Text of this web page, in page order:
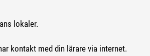
lokaler.
kontakt med din lärare via internet.